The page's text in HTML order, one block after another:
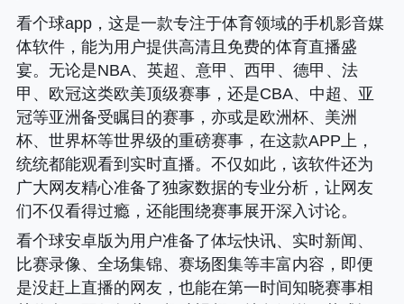
看个球app，这是一款专注于体育领域的手机影音媒
体软件，能为用户提供高清且免费的体育直播盛
宴。无论是NBA、英超、意甲、西甲、德甲、法
甲、欧冠这类欧美顶级赛事，还是CBA、中超、亚
冠等亚洲备受瞩目的赛事，亦或是欧洲杯、美洲
杯、世界杯等世界级的重磅赛事，在这款APP上，
统统都能观看到实时直播。不仅如此，该软件还为
广大网友精心准备了独家数据的专业分析，让网友
们不仅看得过瘾，还能围绕赛事展开深入讨论。
看个球安卓版为用户准备了体坛快讯、实时新闻、
比赛录像、全场集锦、赛场图集等丰富内容，即便
是没赶上直播的网友，也能在第一时间知晓赛事相